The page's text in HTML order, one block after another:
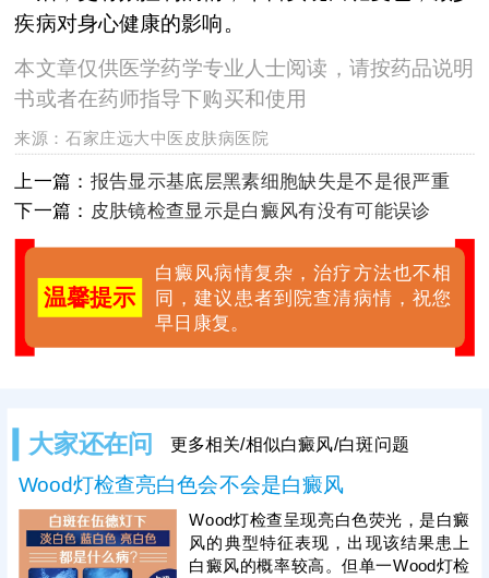
疾病对身心健康的影响。
本文章仅供医学药学专业人士阅读，请按药品说明
书或者在药师指导下购买和使用
来源：石家庄远大中医皮肤病医院
上一篇： 报告显示基底层黑素细胞缺失是不是很严重
下一篇： 皮肤镜检查显示是白癜风有没有可能误诊
温馨提示
白癜风病情复杂，治疗方法也不相
同，建议患者到院查清病情，祝您
早日康复。
大家还在问 更多相关/相似白癜风/白斑问题
Wood灯检查亮白色会不会是白癜风
Wood灯检查呈现亮白色荧光，是白癜
风的典型特征表现，出现该结果患上
白癜风的概率较高。但单一Wood灯检